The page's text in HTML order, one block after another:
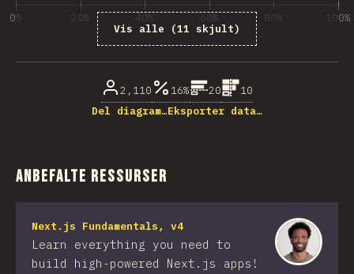
Vis alle (11 skjult)
0% 20% 40% 60% 80% 100%
2,110 16% 20
10
Del diagram…Eksporter data…
Anbefalte ressurser
Next.js Fundamentals, v4
Learn everything you need to
build high-powered Next.js apps!